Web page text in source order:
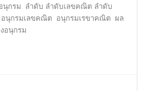
นุกรม ลำดับ ลำดับเลขคณิต ลำดับ
นุกรมเลขคณิต อนุกรมเรขาคณิต ผล
อนุกรม